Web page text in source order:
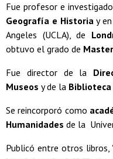
Fue profesor e
Geografía e Historiay en
Angeles (UCLA), de
obtuvo el grado de
Fue director de la
Museos y de la
Se reincorporó como
Humanidades de la
Publicó entre otros libros,